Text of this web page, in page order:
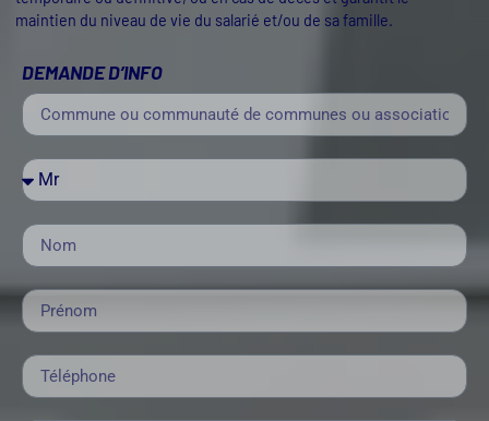
maintien du niveau de vie du salarié et/ou de sa famille.
DEMANDE D’INFO